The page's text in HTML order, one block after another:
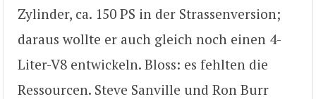
Zylinder, ca. 150 PS in der Strassenversion;
daraus wollte er auch gleich noch einen 4-
Liter-V8 entwickeln. Bloss: es fehlten die
Ressourcen. Steve Sanville und Ron Burr